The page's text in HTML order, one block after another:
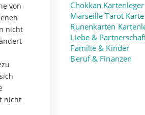
von
nicht
nicht
Chokkan Kartenleger
Marseille Tarot
Runenkarten
Liebe &
Familie & Kinder
Beruf & Finanzen